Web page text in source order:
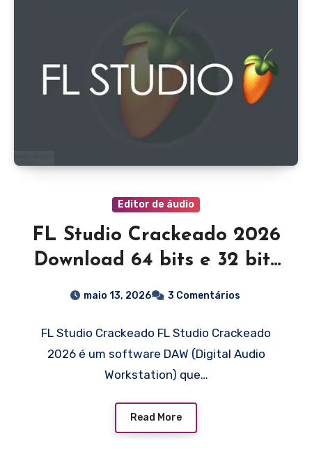
Editor de áudio
FL Studio Crackeado 2026
Download 64 bits e 32 bits
grátis
maio 13, 2026 3 Comentários
FL Studio Crackeado FL Studio Crackeado
2026 é um software DAW (Digital Audio
Workstation) que…
Read More